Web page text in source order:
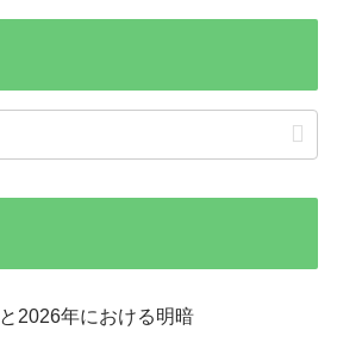
2026年における明暗